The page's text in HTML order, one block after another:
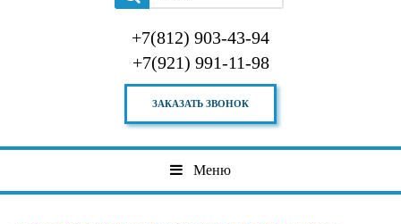
+7(812) 903-43-94
+7(921) 991-11-98
ЗАКАЗАТЬ ЗВОНОК
Меню